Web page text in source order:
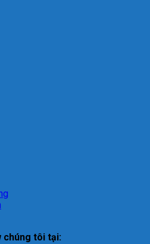
chúng tôi tại: